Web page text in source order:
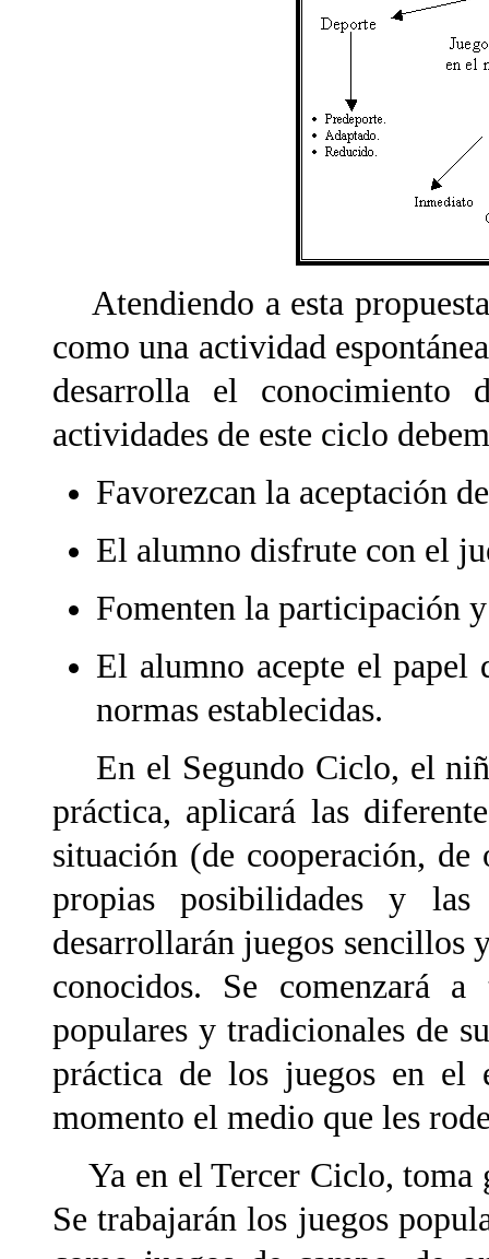
Atendiendo a esta
como una actividad
desarrolla el
actividades de este ciclo
Favorezcan la aceptación
El alumno disfrute con el
Fomenten la participación
El alumno acepte el papel
normas establecidas.
En el Segundo Ciclo, el
práctica, aplicará las
situación (de cooperación,
propias posibilidades y
desarrollarán juegos sencillos
conocidos. Se comenzará
populares y tradicionales de
práctica de los juegos en el
momento el medio que les
Ya en el Tercer Ciclo, toma
Se trabajarán los juegos